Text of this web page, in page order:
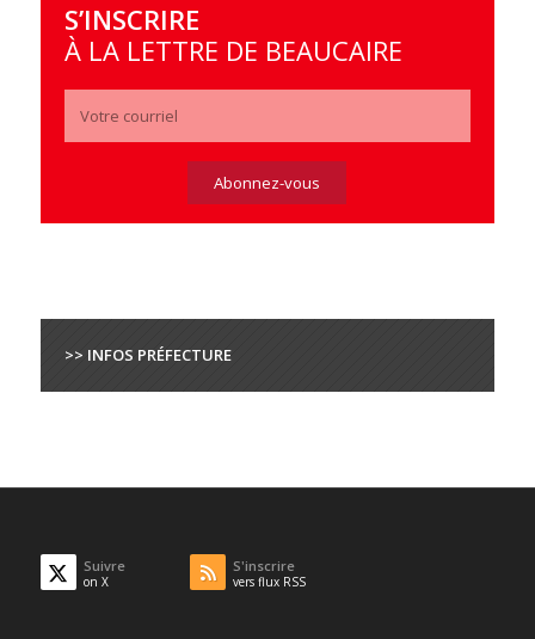
S’INSCRIRE
À LA LETTRE DE BEAUCAIRE
>> INFOS PRÉFECTURE
Suivre
on X
S'inscrire
vers flux RSS